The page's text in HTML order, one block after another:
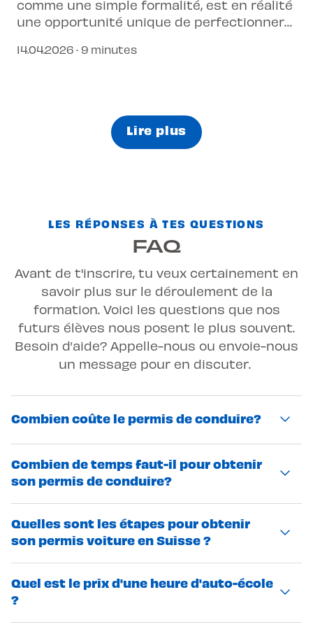
comme une simple formalité, est en réalité
une opportunité unique de perfectionner
14.04.2026 · 9 minutes
Lire plus
LES RÉPONSES À TES QUESTIONS
FAQ
Avant de t'inscrire, tu veux certainement en
savoir plus sur le déroulement de la
formation. Voici les questions que nos
futurs élèves nous posent le plus souvent.
Besoin d’aide? Appelle-nous ou envoie-nous
un message pour en discuter.
Combien coûte le permis de conduire?
Le coût total dépend de plusieurs éléments :
le nombre d'heures de conduite
d'examen théorique et pratique. N’hésite pas
à nous contacter pour plus de
renseignements.
Combien de temps faut-il pour obtenir
son permis de conduire?
La durée varie selon ton rythme
d'apprentissage et ta disponibilité. Grâce à
formation selon ton emploi du temps.
L'accompagnement de ton moniteur et ta
régularité sont les clés de ta réussite en
Quelles sont les étapes pour obtenir
son permis voiture en Suisse ?
Pour obtenir ton permis voiture en Suisse,
plusieurs étapes clés sont à suivre, chacune
Quel est le prix d'une heure d'auto-école
?